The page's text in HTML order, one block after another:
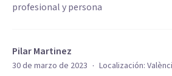
profesional y persona
Pilar Martinez
30 de marzo de 2023 · Localización: